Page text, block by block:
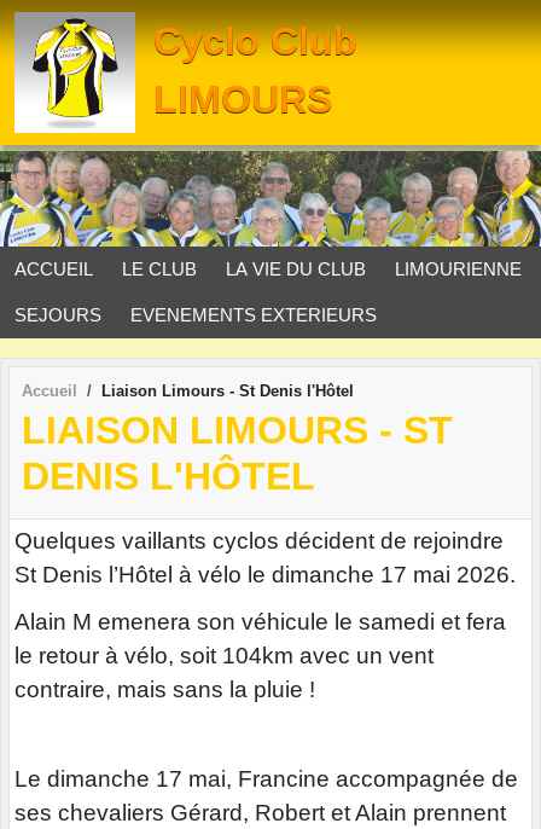
Cyclo Club
LIMOURS
ACCUEIL LE CLUB LA VIE DU CLUB LIMOURIENNE
SEJOURS EVENEMENTS EXTERIEURS
Accueil Liaison Limours - St Denis l'Hôtel
LIAISON LIMOURS - ST
DENIS L'HÔTEL
Quelques vaillants cyclos décident de rejoindre
St Denis l’Hôtel à vélo le dimanche 17 mai 2026.
Alain M emenera son véhicule le samedi et fera
le retour à vélo, soit 104km avec un vent
contraire, mais sans la pluie !
Le dimanche 17 mai, Francine accompagnée de
ses chevaliers Gérard, Robert et Alain prennent
Panneau de gestion des cookies